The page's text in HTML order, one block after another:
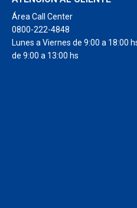
Área Call Center
0800-222-4848
Lunes a Viernes de 9:00 a 18:00
de 9:00 a 13:00 hs